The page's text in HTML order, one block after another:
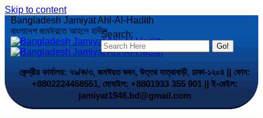
Skip to content
Search:
Bangladesh Jamiyat Ahl-Al-Hadith
বাংলাদেশ জমঈয়তে আহলে হাদীস
কেন্দ্রীয় কার্যালয়: ৭৯/ক/৩, জমঈয়ত ভবন, উত্তর যাত্রাবাড়ী, ঢাকা-১২০৪ || ফোন:
+8802224458551, মোবাইল: +8801933 355 901 || ই-মেইল:
jamiyat1946.bd@gmail.com